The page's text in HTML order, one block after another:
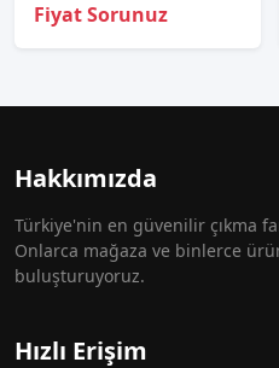
Fiyat Sorunuz
Hakkımızda
Türkiye'nin en güvenilir çıkma
Onlarca mağaza ve binlerce
buluşturuyoruz.
Hızlı Erişim